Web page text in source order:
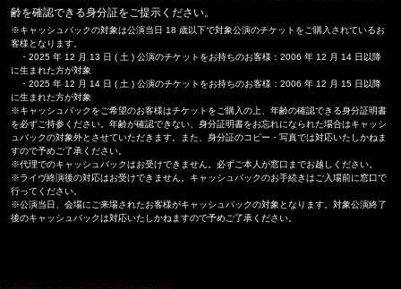
齢を確認できる身分証をご提示ください。
※キャッシュバックの対象は公演当日 18 歳以下で対象公演のチケットをご購入されているお
客様となります。
・2025 年 12 月 13 日 ( 土 ) 公演のチケットをお持ちのお客様：2006 年 12 月 14 日以降
に生まれた方が対象
・2025 年 12 月 14 日 ( 土 ) 公演のチケットをお持ちのお客様：2006 年 12 月 15 日以降
に生まれた方が対象
※キャッシュバックをご希望のお客様はチケットをご購入の上、年齢の確認できる身分証明書
を必ずご持参ください。年齢が確認できない、身分証明書をお忘れになられた場合はキャッシ
ュバックの対象外とさせていただきます。
また、身分証のコピー・写真では対応いたしかねま
すので予めご了承ください。
※代理でのキャッシュバックはお受けできません。必ずご本人が窓口までお越しください。
※ライヴ終演後の対応はお受けできません。キャッシュバックのお手続きはご入場前に窓口で
行ってください。
※公演当日、会場にご来場されたお客様がキャッシュバックの対象となります。対象公演終了
後のキャッシュバックは対応いたしかねますので予めご了承ください。